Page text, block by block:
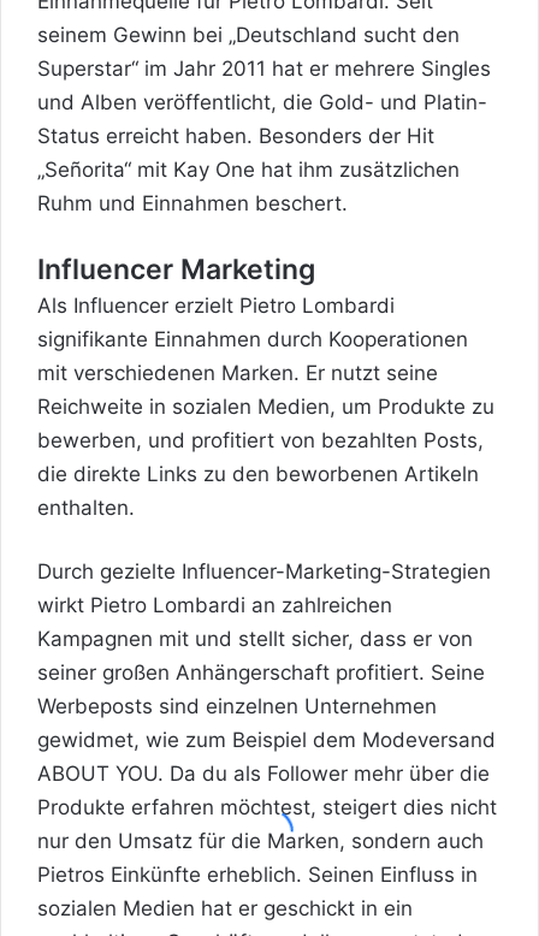
seinem Gewinn bei „Deutschland sucht den
Superstar“ im Jahr 2011 hat er mehrere Singles
und Alben veröffentlicht, die Gold- und Platin-
Status erreicht haben. Besonders der Hit
„Señorita“ mit Kay One hat ihm zusätzlichen
Ruhm und Einnahmen beschert.
Influencer Marketing
Als Influencer erzielt Pietro Lombardi
signifikante Einnahmen durch Kooperationen
mit verschiedenen Marken. Er nutzt seine
Reichweite in sozialen Medien, um Produkte zu
bewerben, und profitiert von bezahlten Posts,
die direkte Links zu den beworbenen Artikeln
enthalten.
Durch gezielte Influencer-Marketing-Strategien
wirkt Pietro Lombardi an zahlreichen
Kampagnen mit und stellt sicher, dass er von
seiner großen Anhängerschaft profitiert. Seine
Werbeposts sind einzel­nen Unternehmen
gewidmet, wie zum Beispiel dem Modeversand
ABOUT YOU. Da du als Follower mehr über die
Produkte erfahren möchtest, steigert dies nicht
nur den Umsatz für die Marken, sondern auch
Pietros Einkünfte erheblich. Seinen Einfluss in
sozialen Medien hat er geschickt in ein